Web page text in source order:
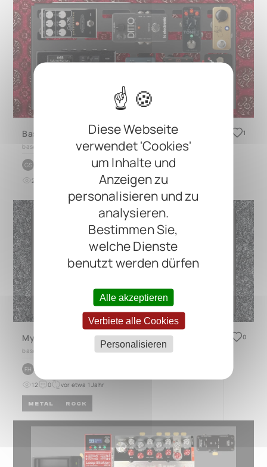
Diese Webseite
verwendet 'Cookies'
um Inhalte und
Anzeigen zu
personalisieren und zu
analysieren.
Bestimmen Sie,
welche Dienste
benutzt werden dürfen
Alle akzeptieren
Verbiete alle Cookies
Personalisieren
Bass Board V2
based on TRES 3.0
GS
2
1
My current Board
based on
FH by
12 0 vor etwa 1 Jahr
METAL ROCK
0